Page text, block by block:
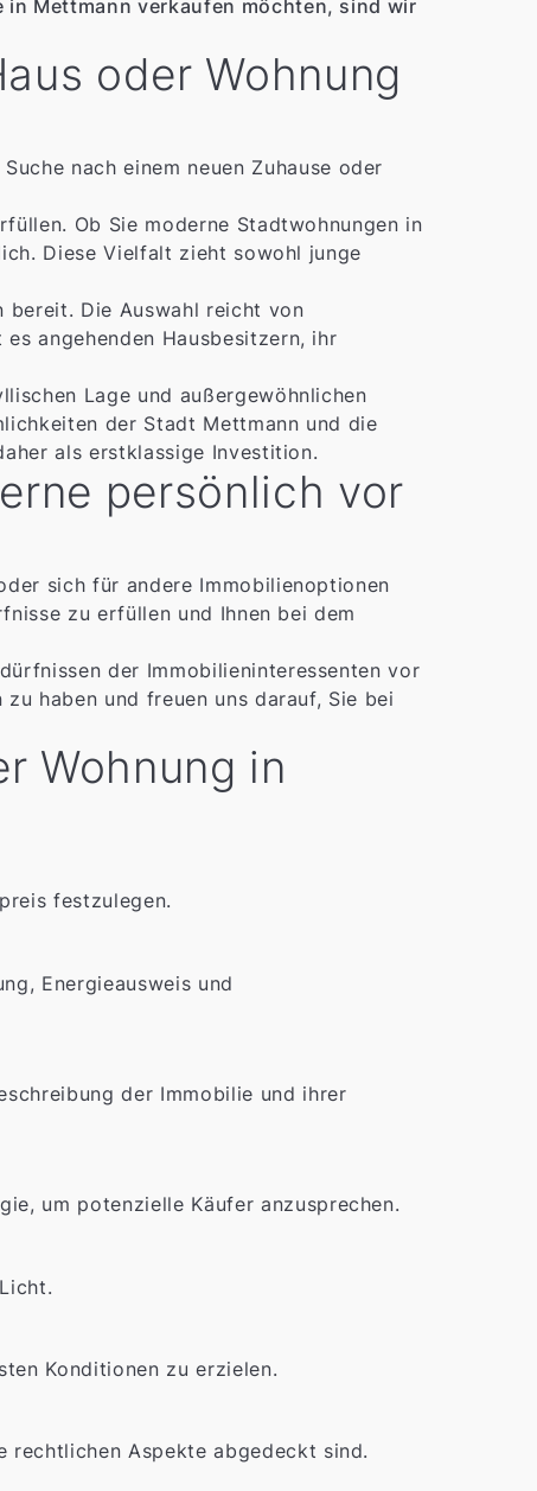
in Mettmann verkaufen möchten, sind wir
oder Wohnung
nach einem neuen Zuhause oder
Ob Sie moderne Stadtwohnungen in
Diese Vielfalt zieht sowohl junge
bereit. Die Auswahl reicht von
angehenden Hausbesitzern, ihr
Lage und außergewöhnlichen
der Stadt Mettmann und die
als erstklassige Investition.
persönlich vor
sich für andere Immobilienoptionen
zu erfüllen und Ihnen bei dem
der Immobilieninteressenten vor
haben und freuen uns darauf, Sie bei
Wohnung in
festzulegen.
Energieausweis und
der Immobilie und ihrer
um potenzielle Käufer anzusprechen.
Konditionen zu erzielen.
rechtlichen Aspekte abgedeckt sind.